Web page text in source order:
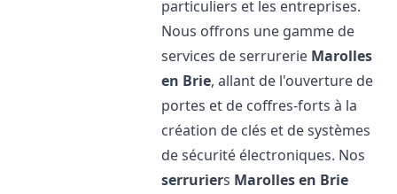
particuliers et les entreprises.
Nous offrons une gamme de
services de serrurerie Marolles
en Brie, allant de l'ouverture de
portes et de coffres-forts à la
création de clés et de systèmes
de sécurité électroniques. Nos
serruriers Marolles en Brie